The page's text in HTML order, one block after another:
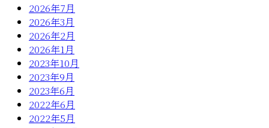
2026年7月
2026年3月
2026年2月
2026年1月
2023年10月
2023年9月
2023年6月
2022年6月
2022年5月